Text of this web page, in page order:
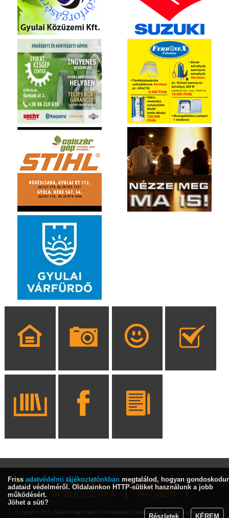
HÍREK KULTÚRA INTERJÚ
SPORT
PUBLICISZTIKA
MAGAZIN
Copyright© 2009, Gyulai Hírlap Kiadó és Hírlapterjesztő Nonprofit Kft. Minden jog fenntartva!
Friss adatvédelmi tájékoztatónkban megtalálod, hogyan
adataid védelméről. Oldalainkon HTTP-sütiket használunk a jobb
működésért.
Jöhet a süti?
Részletek
KÉREM